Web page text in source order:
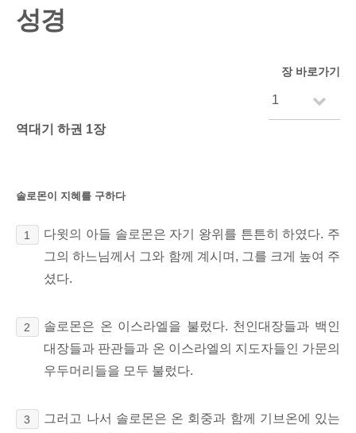
성경
장 바로가기
역대기 하권 1장
솔로몬이 지혜를 구하다
1 다윗의 아들 솔로몬은 자기 왕위를 튼튼히 하였다. 주
그의 하느님께서 그와 함께 계시며, 그를 크게 높여 주
셨다.
2
솔로몬은 온 이스라엘을 불렀다. 천인대장들과 백인
대장들과 판관들과 온 이스라엘의 지도자들인 가문의
우두머리들을 모두 불렀다.
3
그러고 나서 솔로몬은 온 회중과 함께 기브온에 있는